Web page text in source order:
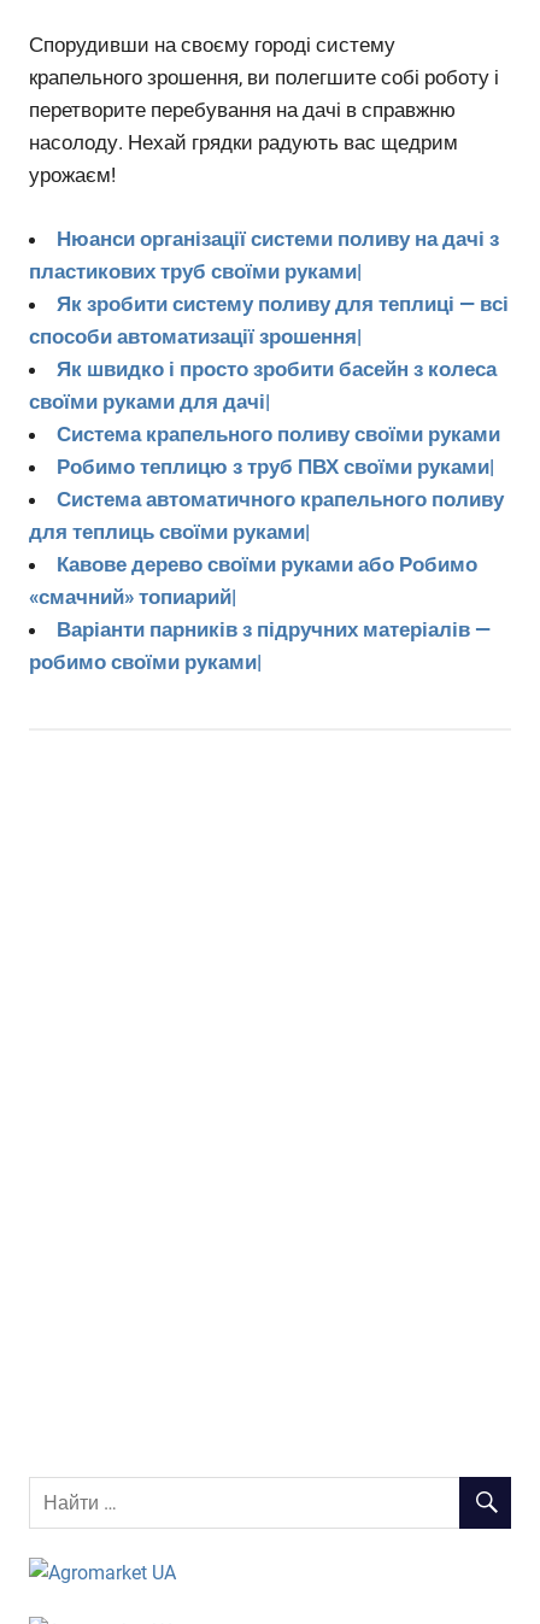
Спорудивши на своєму городі систему
крапельного зрошення, ви полегшите собі роботу і
перетворите перебування на дачі в справжню
насолоду. Нехай грядки радують вас щедрим
урожаєм!
Нюанси організації системи поливу на дачі з
пластикових труб своїми руками|
Як зробити систему поливу для теплиці — всі
способи автоматизації зрошення|
Як швидко і просто зробити басейн з колеса
своїми руками для дачі|
Система крапельного поливу своїми руками
Робимо теплицю з труб ПВХ своїми руками|
Система автоматичного крапельного поливу
для теплиць своїми руками|
Кавове дерево своїми руками або Робимо
«смачний» топиарий|
Варіанти парників з підручних матеріалів —
робимо своїми руками|